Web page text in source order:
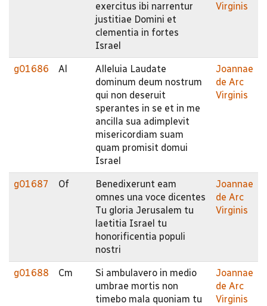
exercitus ibi narrentur
justitiae Domini et
clementia in fortes
Israel
Virginis
g01686 Al
Alleluia Laudate
dominum deum nostrum
qui non deseruit
sperantes in se et in me
ancilla sua adimplevit
misericordiam suam
quam promisit domui
Israel
Joannae
de Arc
Virginis
g01687 Of
Benedixerunt eam
omnes una voce dicentes
Tu gloria Jerusalem tu
laetitia Israel tu
honorificentia populi
nostri
Joannae
de Arc
Virginis
g01688 Cm
Si ambulavero in medio
umbrae mortis non
timebo mala quoniam tu
Joannae
de Arc
Virginis